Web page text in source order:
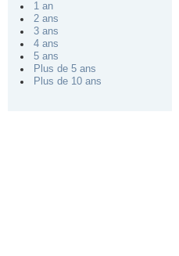
1 an
2 ans
3 ans
4 ans
5 ans
Plus de 5 ans
Plus de 10 ans